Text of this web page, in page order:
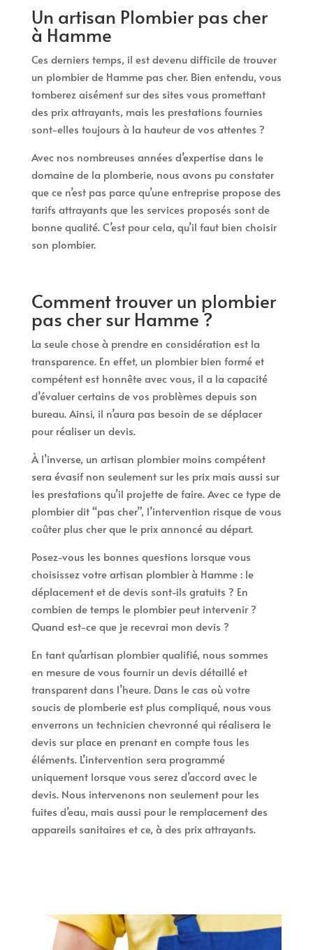
Un artisan Plombier pas cher
à Hamme
Ces derniers temps, il est devenu difficile de trouver
un plombier de Hamme pas cher. Bien entendu, vous
tomberez aisément sur des sites vous promettant
des prix attrayants, mais les prestations fournies
sont-elles toujours à la hauteur de vos attentes ?
Avec nos nombreuses années d’expertise dans le
domaine de la plomberie, nous avons pu constater
que ce n’est pas parce qu’une entreprise propose des
tarifs attrayants que les services proposés sont de
bonne qualité. C’est pour cela, qu’il faut bien choisir
son plombier.
Comment trouver un plombier
pas cher sur Hamme ?
La seule chose à prendre en considération est la
transparence. En effet, un plombier bien formé et
compétent est honnête avec vous, il a la capacité
d’évaluer certains de vos problèmes depuis son
bureau. Ainsi, il n’aura pas besoin de se déplacer
pour réaliser un devis.
À l’inverse, un artisan plombier moins compétent
sera évasif non seulement sur les prix mais aussi sur
les prestations qu’il projette de faire. Avec ce type de
plombier dit “pas cher”, l’intervention risque de vous
coûter plus cher que le prix annoncé au départ.
Posez-vous les bonnes questions lorsque vous
choisissez votre artisan plombier à Hamme : le
déplacement et de devis sont-ils gratuits ? En
combien de temps le plombier peut intervenir ?
Quand est-ce que je recevrai mon devis ?
En tant qu’artisan plombier qualifié, nous sommes
en mesure de vous fournir un devis détaillé et
transparent dans l’heure. Dans le cas où votre
soucis de plomberie est plus compliqué, nous vous
enverrons un technicien chevronné qui réalisera le
devis sur place en prenant en compte tous les
éléments. L’intervention sera programmé
uniquement lorsque vous serez d’accord avec le
devis. Nous intervenons non seulement pour les
fuites d’eau, mais aussi pour le remplacement des
appareils sanitaires et ce, à des prix attrayants.